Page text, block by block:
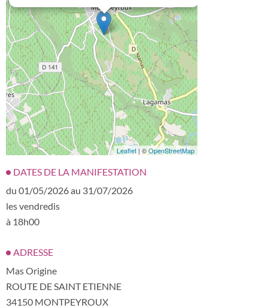
Leaflet| ©OpenStreetMap
DATES DE LA MANIFESTATION
du 01/05/2026 au 31/07/2026
les vendredis
à 18h00
ADRESSE
Mas Origine
ROUTE DE SAINT ETIENNE
34150 MONTPEYROUX